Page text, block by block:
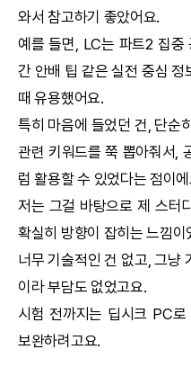
와서 참고하기 좋았어요.
예를 들면, LC는 파트2 집중
간 안배 팁 같은 실전 중심
때 유용했어요.
특히 마음에 들었던 건, 단순
관련 키워드를 쭉 뽑아줘서,
럼 활용할 수 있었다는 점이
저는 그걸 바탕으로 제 스터
확실히 방향이 잡히는 느낌이
너무 기술적인 건 없고, 그냥
이라 부담도 없었고요.
시험 전까지는 딥시크 PC로
보완하려고요.